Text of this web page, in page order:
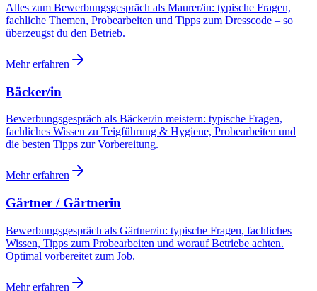
Alles zum Bewerbungsgespräch als Maurer/in: typische Fragen,
fachliche Themen, Probearbeiten und Tipps zum Dresscode – so
überzeugst du den Betrieb.
Mehr erfahren
Bäcker/in
Bewerbungsgespräch als Bäcker/in meistern: typische Fragen,
fachliches Wissen zu Teigführung & Hygiene, Probearbeiten und
die besten Tipps zur Vorbereitung.
Mehr erfahren
Gärtner / Gärtnerin
Bewerbungsgespräch als Gärtner/in: typische Fragen, fachliches
Wissen, Tipps zum Probearbeiten und worauf Betriebe achten.
Optimal vorbereitet zum Job.
Mehr erfahren